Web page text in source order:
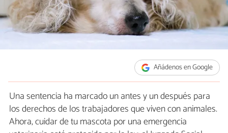
Añádenos en Google
Una sentencia ha marcado un antes y un después para
los derechos de los trabajadores que viven con animales.
Ahora, cuidar de tu mascota por una emergencia